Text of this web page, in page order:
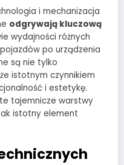
i mechanizacja
odgrywają kluczową
wydajności różnych
po urządzenia
są nie tylko
istotnym czynnikiem
i estetykę.
tajemnicze warstwy
istotny element